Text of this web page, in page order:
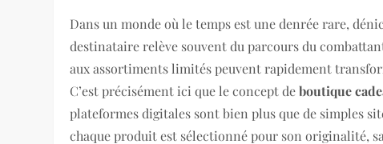
Dans un monde où le temps est une denrée rare,
destinataire relève souvent du parcours du
aux assortiments limités peuvent rapidement
C’est précisément ici que le concept deboutique
plateformes digitales sont bien plus que de simples
chaque produit est sélectionné pour son originalité,